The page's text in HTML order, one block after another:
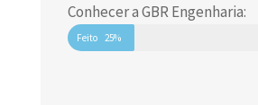
Conhecer a GBR Engenharia:
Feito 25%